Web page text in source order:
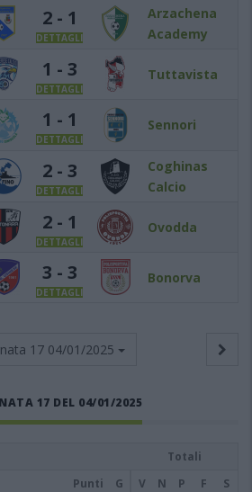
2 - 1
DETTAGLI
Arzachena
Academy
1 - 3
DETTAGLI
Tuttavista
1 - 1
DETTAGLI
Sennori
2 - 3
DETTAGLI
Coghinas
Calcio
2 - 1
DETTAGLI
Ovodda
3 - 3
DETTAGLI
Bonorva
17 04/01/2025
17 DEL 04/01/2025
Totali
Punti G V N P F S